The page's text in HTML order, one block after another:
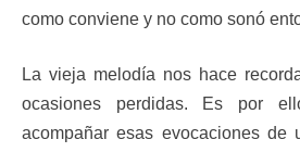
como conviene y no como sonó
La vieja melodía nos hace
ocasiones perdidas. Es por
acompañar esas evocaciones de